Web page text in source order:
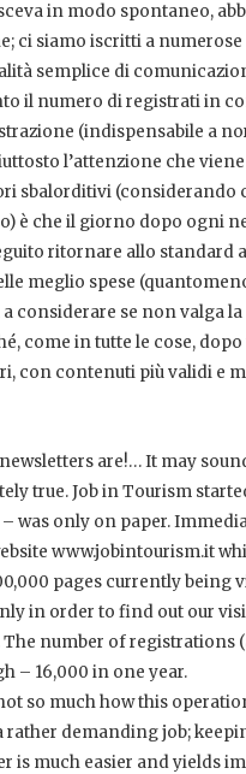
in modo spontaneo,
ci siamo iscritti a
semplice di
il numero di registrati in
(indispensabile a
l’attenzione che
sbalorditivi
è che il giorno dopo ogni
ritornare allo standard
meglio spese
considerare se non valga
come in tutte le cose,
con contenuti più validi e
are!… It may
true. Job in Tourism
was only on paper.
www.jobintourism.it
pages currently being
in order to find out our
number of registrations
– 16,000 in one year.
so much how this
rather demanding job;
is much easier and yields